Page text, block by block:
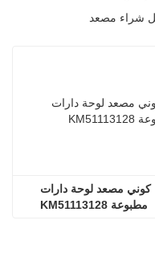
مطبوعة KM51113128